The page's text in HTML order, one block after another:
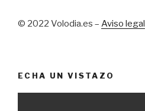
© 2022 Volodia.es – Aviso legal
ECHA UN VISTAZO